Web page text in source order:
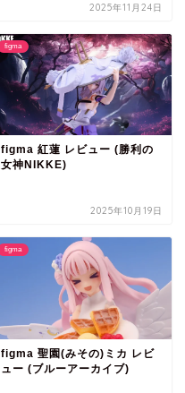
2025年11月24日
figma
figma 紅蓮 レビュー (勝利の
女神NIKKE)
2025年10月19日
figma
figma 聖園(みその)ミカ レビ
ュー (ブルーアーカイブ)